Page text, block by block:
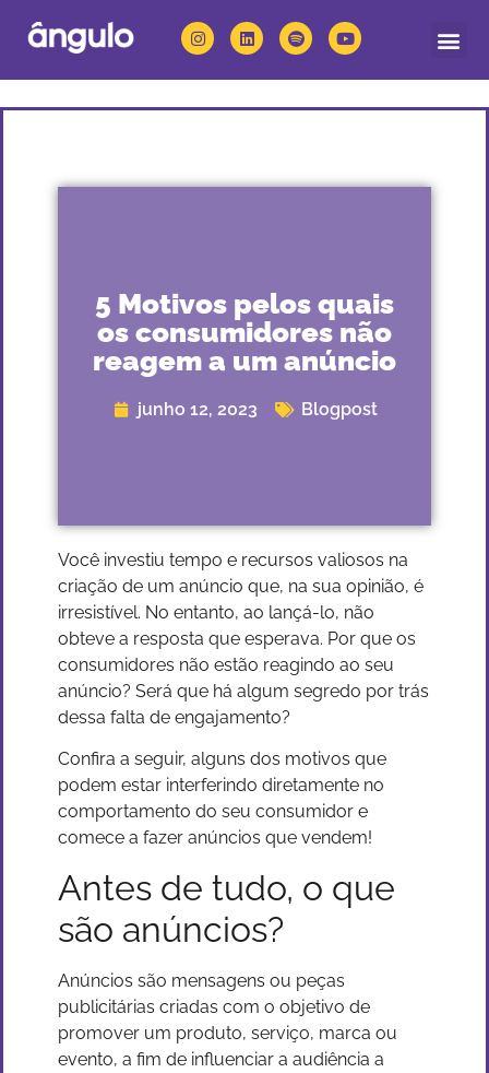
5 Motivos pelos quais
os consumidores não
reagem a um anúncio
junho 12, 2023 Blogpost
Você investiu tempo e recursos valiosos na
criação de um anúncio que, na sua opinião, é
irresistível. No entanto, ao lançá-lo, não
obteve a resposta que esperava. Por que os
consumidores não estão reagindo ao seu
anúncio? Será que há algum segredo por trás
dessa falta de engajamento?
Confira a seguir, alguns dos motivos que
podem estar interferindo diretamente no
comportamento do seu consumidor e
comece a fazer anúncios que vendem!
Antes de tudo, o que
são anúncios?
Anúncios são mensagens ou peças
publicitárias criadas com o objetivo de
promover um produto, serviço, marca ou
evento, a fim de influenciar a audiência a